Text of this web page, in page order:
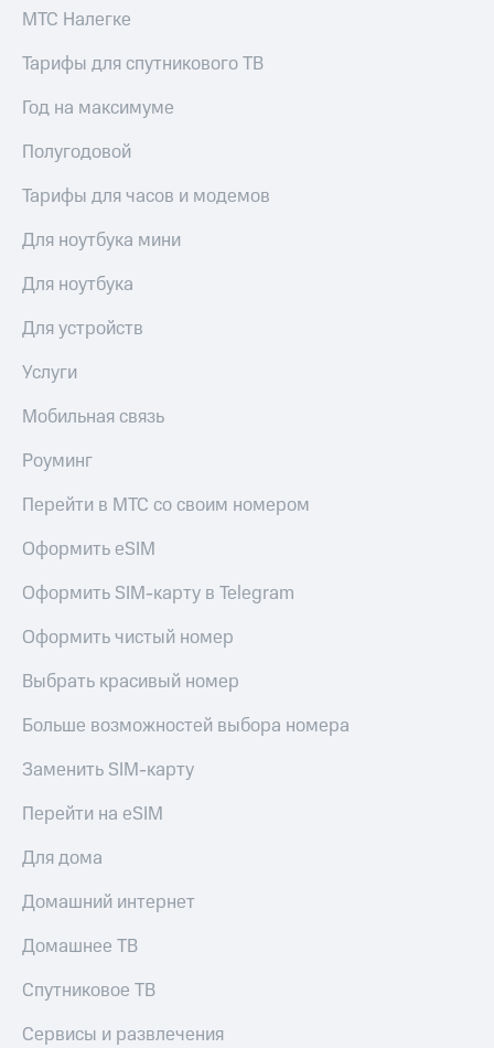
МТС Налегке
Тарифы для спутникового ТВ
Год на максимуме
Полугодовой
Тарифы для часов и модемов
Для ноутбука мини
Для ноутбука
Для устройств
Услуги
Мобильная связь
Роуминг
Перейти в МТС со своим номером
Оформить eSIM
Оформить SIM-карту в Telegram
Оформить чистый номер
Выбрать красивый номер
Больше возможностей выбора номера
Заменить SIM-карту
Перейти на eSIM
Для дома
Домашний интернет
Домашнее ТВ
Спутниковое ТВ
Сервисы и развлечения